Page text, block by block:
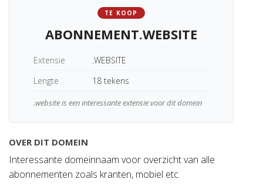
TE KOOP
ABONNEMENT.WEBSITE
Extensie
.WEBSITE
Lengte
18 tekens
.website is een interessante extensie voor dit domein
OVER DIT DOMEIN
Interessante domeinnaam voor overzicht van alle
abonnementen zoals kranten, mobiel etc.